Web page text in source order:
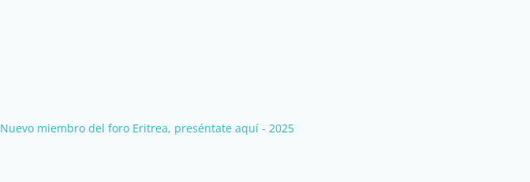
Nuevo miembro del foro Eritrea, preséntate aquí - 2025